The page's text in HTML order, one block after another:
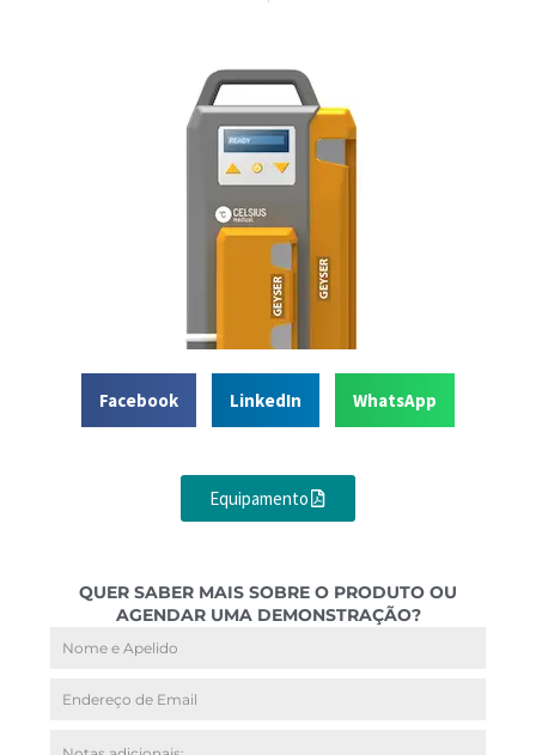
Facebook LinkedIn WhatsApp
Equipamento
QUER SABER MAIS SOBRE O PRODUTO OU
AGENDAR UMA DEMONSTRAÇÃO?